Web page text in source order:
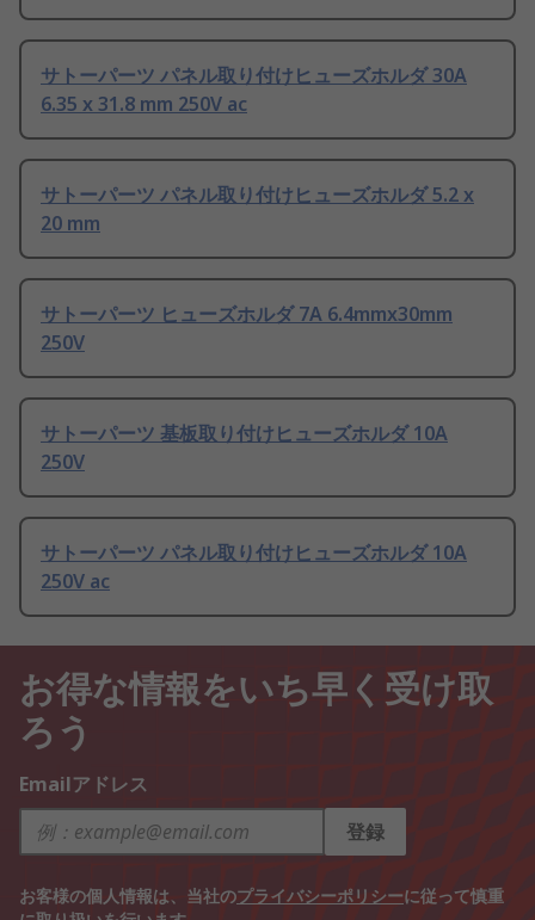
サトーパーツ パネル取り付けヒューズホルダ 30A
6.35 x 31.8 mm 250V ac
サトーパーツ パネル取り付けヒューズホルダ 5.2 x
20 mm
サトーパーツ ヒューズホルダ 7A 6.4mmx30mm
250V
サトーパーツ 基板取り付けヒューズホルダ 10A
250V
サトーパーツ パネル取り付けヒューズホルダ 10A
250V ac
お得な情報をいち早く受け取
ろう
Emailアドレス
登録
お客様の個人情報は、当社のプライバシーポリシーに従って慎重